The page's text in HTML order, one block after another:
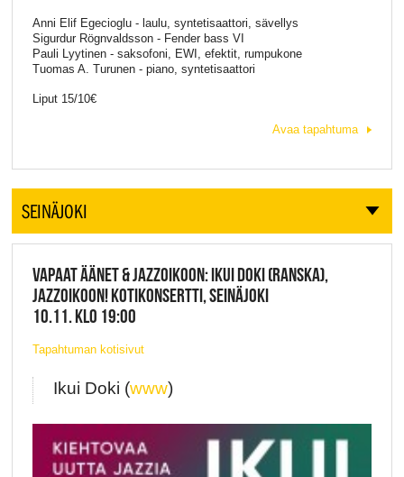
Anni Elif Egecioglu - laulu, syntetisaattori, sävellys
Sigurdur Rögnvaldsson - Fender bass VI
Pauli Lyytinen - saksofoni, EWI, efektit, rumpukone
Tuomas A. Turunen - piano, syntetisaattori
Liput 15/10€
Avaa tapahtuma
SEINÄJOKI
VAPAAT ÄÄNET & JAZZOIKOON: IKUI DOKI (RANSKA),
JAZZOIKOON! KOTIKONSERTTI, SEINÄJOKI
10.11. KLO 19:00
Tapahtuman kotisivut
Ikui Doki (www)